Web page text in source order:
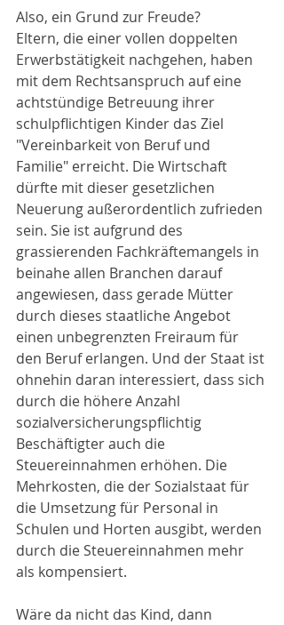
Also, ein Grund zur Freude?
Eltern, die einer vollen doppelten
Erwerbstätigkeit nachgehen, haben
mit dem Rechtsanspruch auf eine
achtstündige Betreuung ihrer
schulpflichtigen Kinder das Ziel
"Vereinbarkeit von Beruf und
Familie" erreicht. Die Wirtschaft
dürfte mit dieser gesetzlichen
Neuerung außerordentlich zufrieden
sein. Sie ist aufgrund des
grassierenden Fachkräftemangels in
beinahe allen Branchen darauf
angewiesen, dass gerade Mütter
durch dieses staatliche Angebot
einen unbegrenzten Freiraum für
den Beruf erlangen. Und der Staat ist
ohnehin daran interessiert, dass sich
durch die höhere Anzahl
sozialversicherungspflichtig
Beschäftigter auch die
Steuereinnahmen erhöhen. Die
Mehrkosten, die der Sozialstaat für
die Umsetzung für Personal in
Schulen und Horten ausgibt, werden
durch die Steuereinnahmen mehr
als kompensiert.
Wäre da nicht das Kind, dann